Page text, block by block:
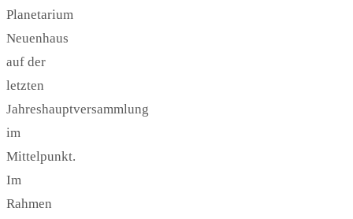
Planetarium
Neuenhaus
auf der
letzten
Jahreshauptversammlung
im
Mittelpunkt.
Im
Rahmen